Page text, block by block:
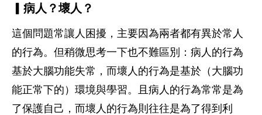
▎病人？壞人？
這個問題常讓人困擾，主要因為兩者都有異於常人
的行為。但稍微思考一下也不難區別：病人的行為
基於大腦功能失常，而壞人的行為是基於（大腦功
能正常下的）環境與學習。且病人的行為常常是為
了保護自己，而壞人的行為則往往是為了得到利